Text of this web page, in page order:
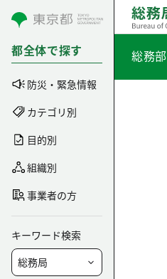
コンテンツにスキップ
都全体で探す
防災・緊急情報
カテゴリ別
目的別
組織別
事業者の方
キーワード検索
総務部